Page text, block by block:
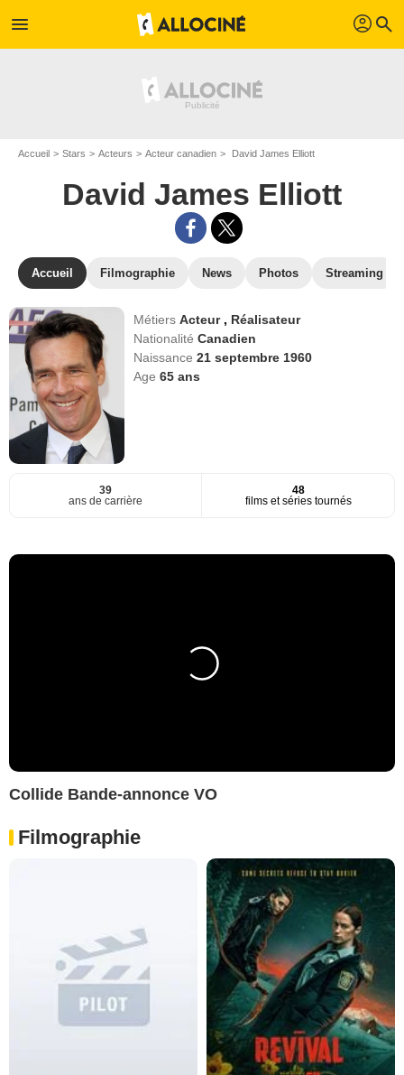
menu profil search
Accueil Stars Acteurs Acteur canadien David James Elliott
David James Elliott
Accueil Filmographie News Photos Streaming
MétiersActeur , Réalisateur
NationalitéCanadien
Naissance21 septembre 1960
Age65 ans
39
ans de carrière
48
films et séries tournés
Collide Bande-annonce VO
Filmographie